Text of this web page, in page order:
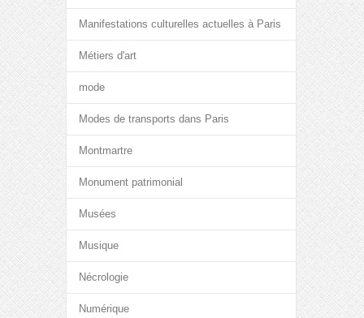
Manifestations culturelles actuelles à Paris
Métiers d'art
mode
Modes de transports dans Paris
Montmartre
Monument patrimonial
Musées
Musique
Nécrologie
Numérique